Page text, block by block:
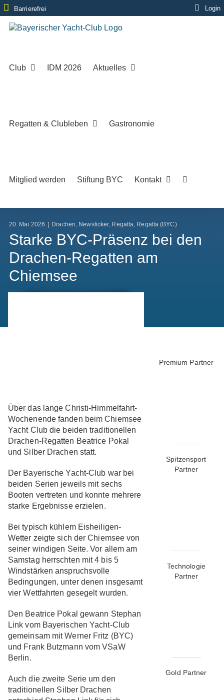
Zum
Inhalt
springen
Barrierefrei Login
Club IDM 2026 Aktuelles
Regatten & Clubleben Gastronomie
Mitglied werden Stiftung BYC Kontakt
20. Mai 2026 Drachen, Newsticker, Regatta, Regatta (BYC)
Starke BYC-Präsenz bei den
Drachen-Regatten am
Chiemsee
Über das lange Christi-Himmelfahrt-
Wochenende fanden beim Chiemsee
Yacht Club die beiden traditionellen
Drachen-Regatten Beatrice Pokal
und Silber Drachen statt.
Der Bayerische Yacht-Club war bei
beiden Serien jeweils mit sechs
Booten vertreten und konnte mehrere
starke Ergebnisse erzielen.
Bei typisch kühlem Eisheiligen-
Wetter zeigte sich der Chiemsee von
seiner windigen Seite. Vor allem am
Samstag herrschten mit 4 bis 5
Windstärken anspruchsvolle
Bedingungen, unter denen insgesamt
vier Wettfahrten gesegelt wurden.
Den Beatrice Pokal gewann Stephan
Link vom Bayerischen Yacht-Club
gemeinsam mit Werner Fritz (BYC)
und Frank Butzmann vom VSaW
Berlin.
Auch die zweite Serie um den
traditionellen Silber Drachen
Premium Partner
Spitzensport
Partner
Technologie
Partner
Gold Partner